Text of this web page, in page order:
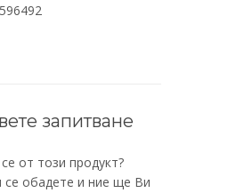
запитване
от този продукт?
се обадете и ние ще Ви